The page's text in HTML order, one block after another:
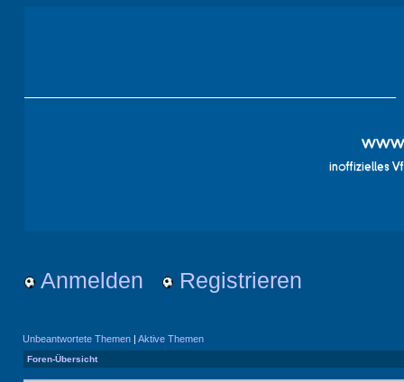
Anmelden Registrieren
Unbeantwortete Themen | Aktive Themen
Foren-Übersicht